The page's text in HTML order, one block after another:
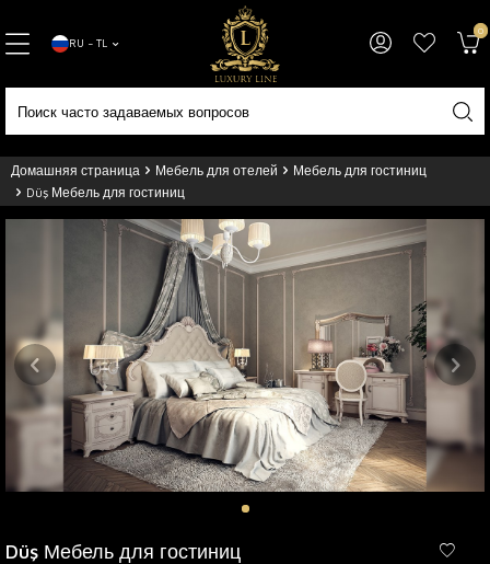
RU − TL
0
Домашняя страница Мебель для отелей
Мебель для гостиниц
Düş Мебель для гостиниц
Düş Мебель для гостиниц